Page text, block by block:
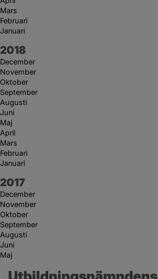
Mars
Februari
Januari
År:
2018
December
November
Oktober
September
Augusti
Juni
Maj
April
Mars
Februari
Januari
År:
2017
December
November
Oktober
September
Augusti
Juni
Maj